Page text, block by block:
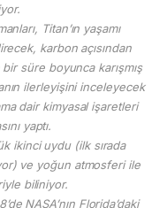
Titan’ın yaşamı
karbon açısından
süre boyunca karışmış
ilerleyişini inceleyecek
dair kimyasal işaretleri
yaptı.
ikinci uydu (ilk sırada
ve yoğun atmosferi ile
biliniyor.
NASA’nın Florida’daki